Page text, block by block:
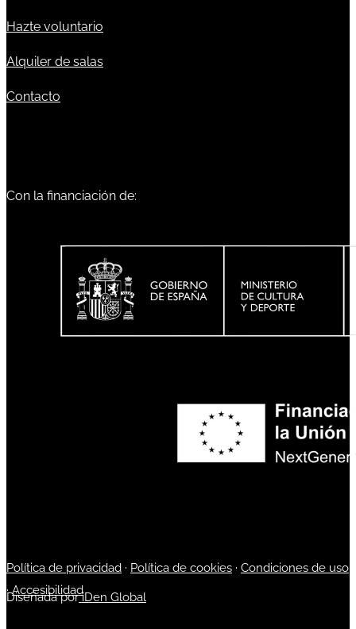
Hazte voluntario
Alquiler de salas
Contacto
Con la financiación de:
Política de privacidad · Política de cookies · Condiciones de uso
·Accesibilidad
Diseñada poriDen Global